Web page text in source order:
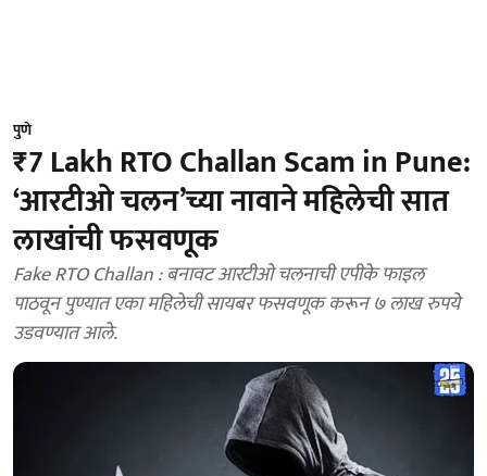
पुणे
₹7 Lakh RTO Challan Scam in Pune:
‘आरटीओ चलन’च्या नावाने महिलेची सात
लाखांची फसवणूक
Fake RTO Challan : बनावट आरटीओ चलनाची एपीके फाइल
पाठवून पुण्यात एका महिलेची सायबर फसवणूक करून ७ लाख रुपये
उडवण्यात आले.